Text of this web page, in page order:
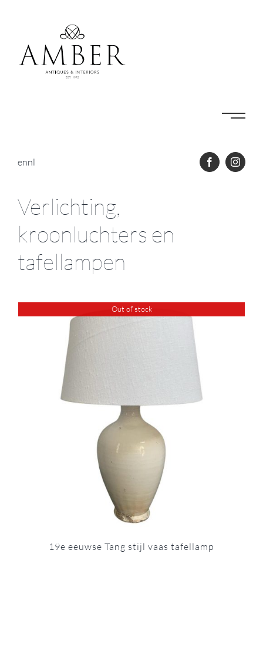
ennl
Verlichting,
kroonluchters en
tafellampen
Out of stock
19e eeuwse Tang stijl vaas tafellamp